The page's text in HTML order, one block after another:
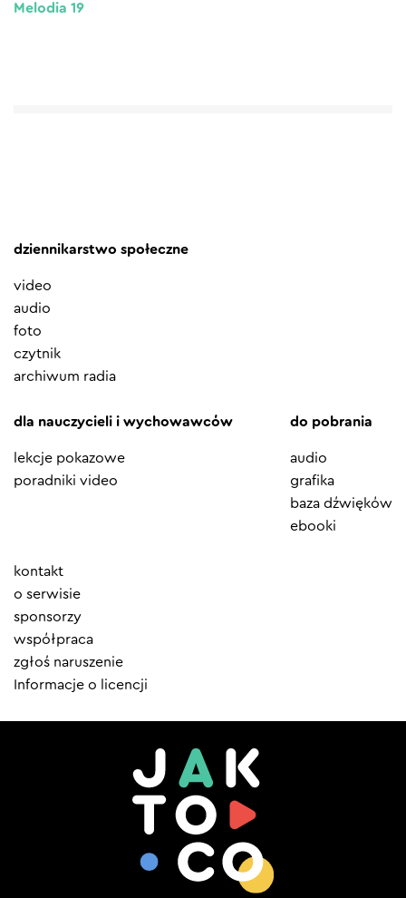
Melodia 19
dziennikarstwo społeczne
video
audio
foto
czytnik
archiwum radia
dla nauczycieli i wychowawców
lekcje pokazowe
poradniki video
do pobrania
audio
grafika
baza dźwięków
ebooki
Element
menu
kontakt
o serwisie
sponsorzy
współpraca
zgłoś naruszenie
Informacje o licencji